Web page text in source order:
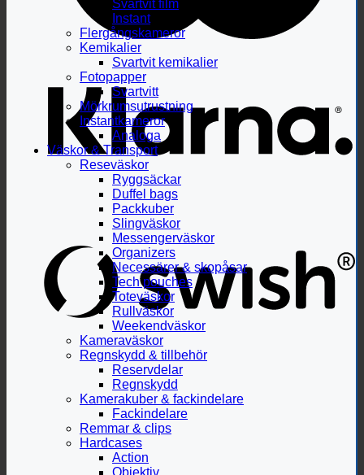
Svartvit film
Instant
Flergångskameror
Kemikalier
Svartvit kemikalier
Fotopapper
Svartvitt
Mörkrumsutrustning
Instantkameror
Analoga
Väskor & Transport
Reseväskor
Ryggsäckar
Duffel bags
Packkuber
Slingväskor
Messengerväskor
Organizers
Necessärer & skopåsar
Tech pouches
Toteväskor
Rullväskor
Weekendväskor
Kameraväskor
Regnskydd & tillbehör
Reservdelar
Regnskydd
Kamerakuber & fackindelare
Fackindelare
Remmar & clips
Hardcases
Action
Objektiv